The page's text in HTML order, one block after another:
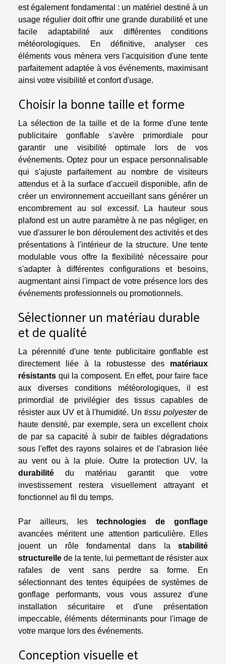
est également fondamental : un matériel destiné à un
usage régulier doit offrir une grande durabilité et une
facile adaptabilité aux différentes conditions
météorologiques. En définitive, analyser ces
éléments vous mènera vers l'acquisition d'une tente
parfaitement adaptée à vos événements, maximisant
ainsi votre visibilité et confort d'usage.
Choisir la bonne taille et forme
La sélection de la taille et de la forme d'une tente
publicitaire gonflable s'avère primordiale pour
garantir une visibilité optimale lors de vos
événements. Optez pour un espace personnalisable
qui s'ajuste parfaitement au nombre de visiteurs
attendus et à la surface d'accueil disponible, afin de
créer un environnement accueillant sans générer un
encombrement au sol excessif. La hauteur sous
plafond est un autre paramètre à ne pas négliger, en
vue d'assurer le bon déroulement des activités et des
présentations à l'intérieur de la structure. Une tente
modulable vous offre la flexibilité nécessaire pour
s'adapter à différentes configurations et besoins,
augmentant ainsi l'impact de votre présence lors des
événements professionnels ou promotionnels.
Sélectionner un matériau durable
et de qualité
La pérennité d'une tente publicitaire gonflable est
directement liée à la robustesse des matériaux
résistants qui la composent. En effet, pour faire face
aux diverses conditions météorologiques, il est
primordial de privilégier des tissus capables de
résister aux UV et à l'humidité. Untissu polyesterde
haute densité, par exemple, sera un excellent choix
de par sa capacité à subir de faibles dégradations
sous l'effet des rayons solaires et de l'abrasion liée
au vent ou à la pluie. Outre la protection UV, la
durabilité du matériau garantit que votre
investissement restera visuellement attrayant et
fonctionnel au fil du temps.
Par ailleurs, lestechnologies de gonflage
avancées méritent une attention particulière. Elles
jouent un rôle fondamental dans la stabilité
structurelle de la tente, lui permettant de résister aux
rafales de vent sans perdre sa forme. En
sélectionnant des tentes équipées de systèmes de
gonflage performants, vous vous assurez d'une
installation sécuritaire et d'une présentation
impeccable, éléments déterminants pour l'image de
votre marque lors des événements.
Conception visuelle et